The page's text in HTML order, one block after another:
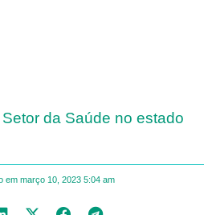
da Saúde no estado
em março 10, 2023 5:04 am